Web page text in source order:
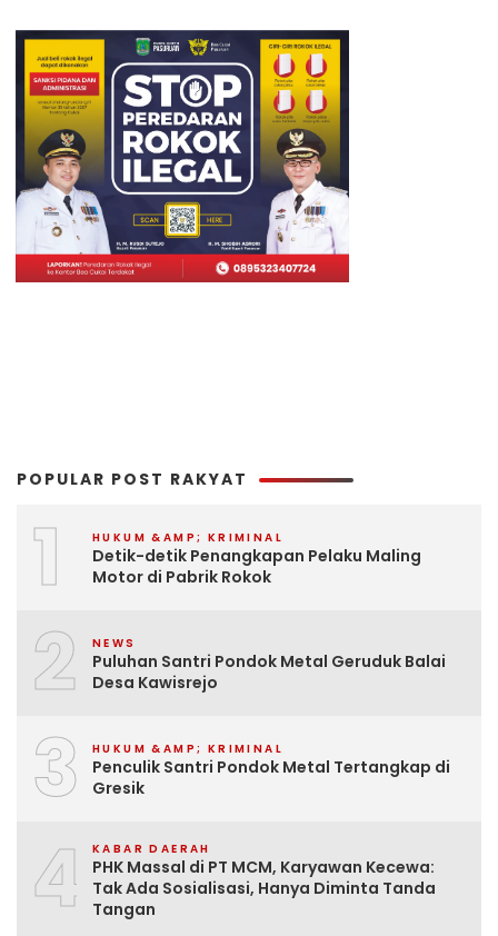
POPULAR POST RAKYAT
1 HUKUM &AMP; KRIMINAL
Detik-detik Penangkapan Pelaku Maling
Motor di Pabrik Rokok
2 NEWS
Puluhan Santri Pondok Metal Geruduk Balai
Desa Kawisrejo
3 HUKUM &AMP; KRIMINAL
Penculik Santri Pondok Metal Tertangkap di
Gresik
4 KABAR DAERAH
PHK Massal di PT MCM, Karyawan Kecewa:
Tak Ada Sosialisasi, Hanya Diminta Tanda
Tangan